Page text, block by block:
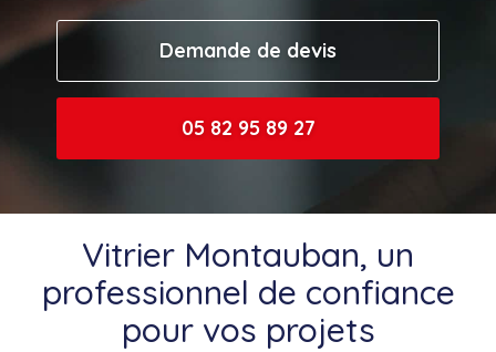
Demande de devis
05 82 95 89 27
Vitrier Montauban, un
professionnel de confiance
pour vos projets